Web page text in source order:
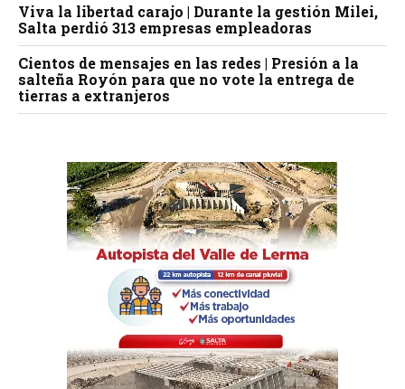
Viva la libertad carajo | Durante la gestión Milei,
Salta perdió 313 empresas empleadoras
Cientos de mensajes en las redes | Presión a la
salteña Royón para que no vote la entrega de
tierras a extranjeros